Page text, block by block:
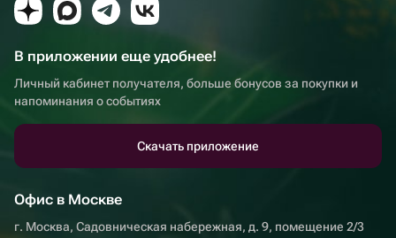
В приложении еще удобнее!
Личный кабинет получателя, больше бонусов за покупки и
напоминания о событиях
Скачать приложение
Офис в Москве
г. Москва, Садовническая набережная, д. 9, помещение 2/3